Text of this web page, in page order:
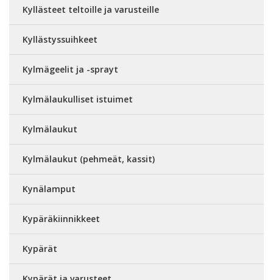
Kyllästeet teltoille ja varusteille
Kyllästyssuihkeet
Kylmägeelit ja -sprayt
Kylmälaukulliset istuimet
Kylmälaukut
Kylmälaukut (pehmeät, kassit)
Kynälamput
Kypäräkiinnikkeet
Kypärät